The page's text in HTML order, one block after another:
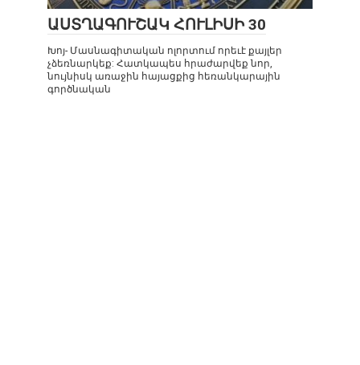
ԱՍՏՂԱԳՈՒՇԱԿ ՀՈՒԼԻՍԻ 30
Խոյ- Մասնագիտական ոլորտում որեւէ քայլեր
չձեռնարկեք: Հատկապես հրաժարվեք նոր,
նույնիսկ առաջին հայացքից հեռանկարային
գործնական